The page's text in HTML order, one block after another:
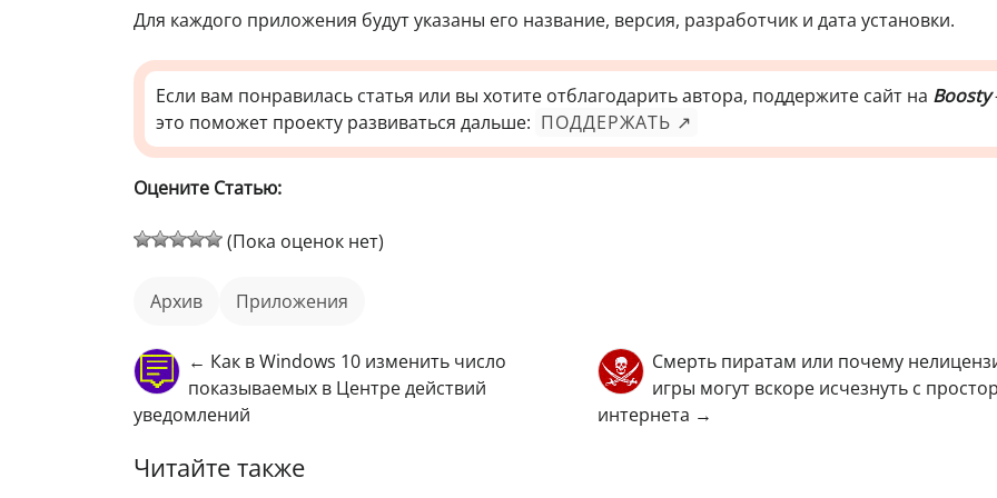
Для каждого приложения будут указаны его название, версия, разработчик и дата установки.
Если вам понравилась статья или вы хотите отблагодарить автора, поддержите сайт на Boosty
это поможет проекту развиваться дальше: ПОДДЕРЖАТЬ ↗
Оцените Статью:
(Пока оценок нет)
архив приложения
← Как в Windows 10 изменить число
показываемых в Центре действий
уведомлений
Смерть пиратам или почему
игры могут вскоре исчезнуть с
интернета →
Читайте также